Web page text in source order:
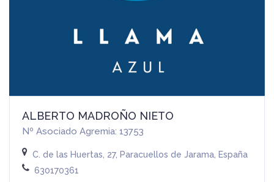
ALBERTO MADROÑO NIETO
Nº Asociado Agremia: 13753
C. de las Huertas, 27, Paracuellos de Jarama, España
630170361